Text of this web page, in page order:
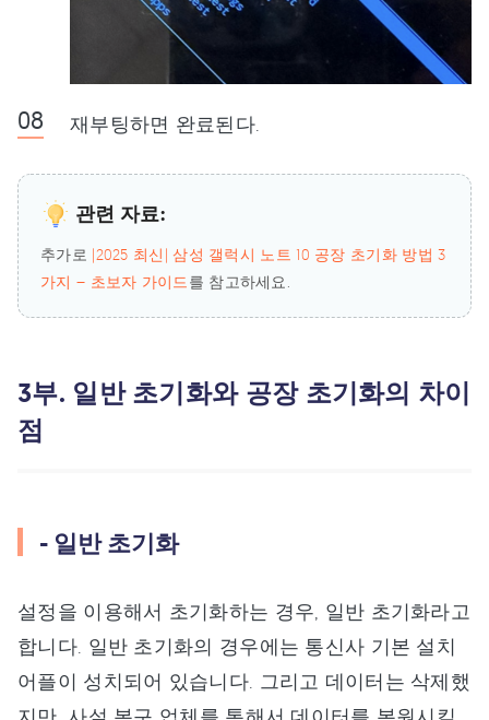
재부팅하면 완료된다.
관련 자료:
추가로 |2025 최신| 삼성 갤럭시 노트 10 공장 초기화 방법 3
가지 – 초보자 가이드 를 참고하세요.
3부. 일반 초기화와 공장 초기화의 차이
점
- 일반 초기화
설정을 이용해서 초기화하는 경우, 일반 초기화라고
합니다. 일반 초기화의 경우에는 통신사 기본 설치
어플이 성치되어 있습니다. 그리고 데이터는 삭제했